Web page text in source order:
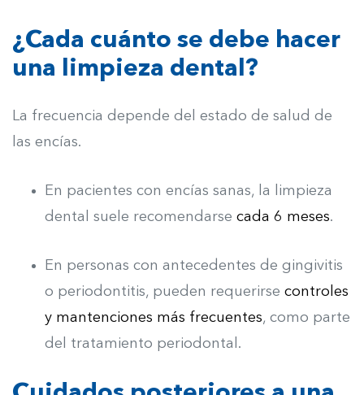
¿Cada cuánto se debe hacer
una limpieza dental?
La frecuencia depende del estado de salud de
las encías.
En pacientes con encías sanas, la limpieza
dental suele recomendarse cada 6 meses.
En personas con antecedentes de gingivitis
o periodontitis, pueden requerirse controles
y mantenciones más frecuentes, como parte
del tratamiento periodontal.